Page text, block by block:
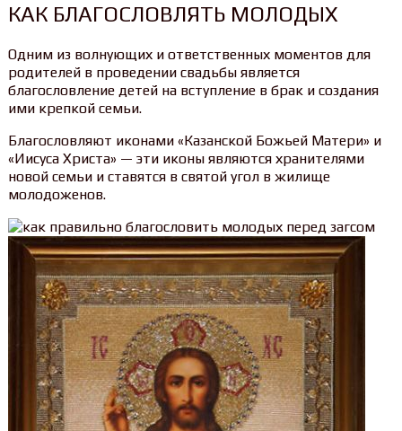
КАК БЛАГОСЛОВЛЯТЬ МОЛОДЫХ
Одним из волнующих и ответственных моментов для
родителей в проведении свадьбы является
благословление детей на вступление в брак и создания
ими крепкой семьи.
Благословляют иконами «Казанской Божьей Матери» и
«Иисуса Христа» — эти иконы являются хранителями
новой семьи и ставятся в святой угол в жилище
молодоженов.